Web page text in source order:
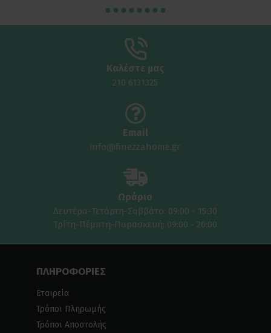
Καλέστε μας
210 6131325
Email
info@finezzahome.gr
Ωράριο
Δευτέρα-Τετάρτη-Σαββάτο: 09:00 - 15:30
Τρίτη-Πέμπτη-Παρασκευή: 09:00 - 20:00
ΠΛΗΡΟΦΟΡΙΕΣ
Εταιρεία
Τρόποι Πληρωμής
Τρόποι Αποστολής